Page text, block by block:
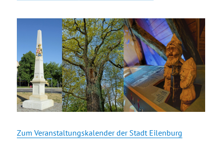
Zum Veranstaltungskalender der Stadt Eilenburg